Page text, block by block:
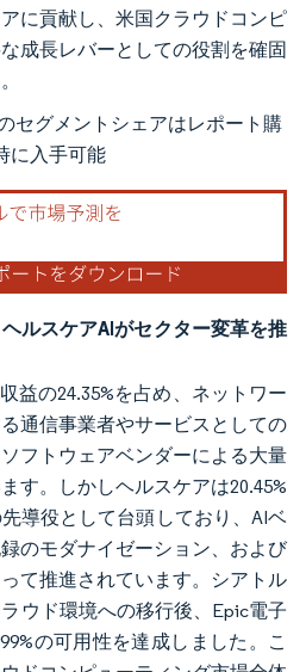
に貢献し、米国クラウドコンピ
成長レバーとしての役割を確固
にはCC BY 4.0の表示が必要です。
セグメントシェアはレポート購
に入手可能
ルスケアAIがセクター変革を推
益の24.35%を占め、ネットワー
通信事業者やサービスとしての
フトウェアベンダーによる大量
す。しかしヘルスケアは20.45%
導役として台頭しており、AIベ
のモダナイゼーション、および
て推進されています。シアトル
ウド環境への移行後、Epic電子
の可用性を達成しました。こ